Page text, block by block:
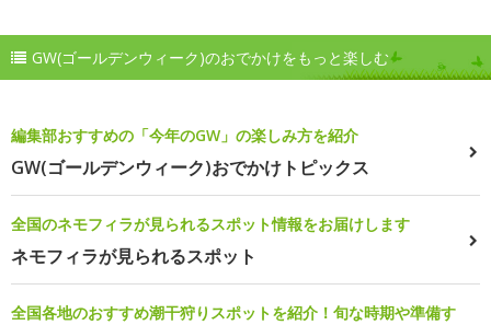
GW(ゴールデンウィーク)のおでかけをもっと楽しむ
編集部おすすめの「今年のGW」の楽しみ方を紹介
GW(ゴールデンウィーク)おでかけトピックス
全国のネモフィラが見られるスポット情報をお届けします
ネモフィラが見られるスポット
全国各地のおすすめ潮干狩りスポットを紹介！旬な時期や準備す